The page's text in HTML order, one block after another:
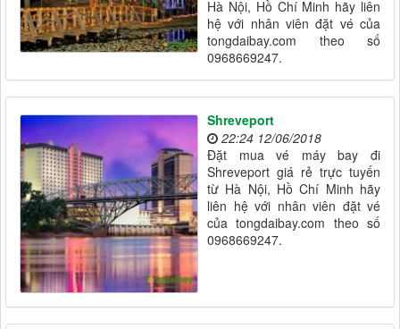
Hà Nội, Hồ Chí Minh hãy liên
hệ với nhân viên đặt vé của
tongdaibay.com theo số
0968669247.
Shreveport
22:24 12/06/2018
Đặt mua vé máy bay đi
Shreveport giá rẻ trực tuyến
từ Hà Nội, Hồ Chí Minh hãy
liên hệ với nhân viên đặt vé
của tongdaibay.com theo số
0968669247.